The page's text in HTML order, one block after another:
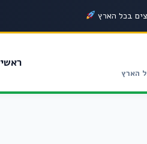
בכל הארץ
הארץ
ראשי